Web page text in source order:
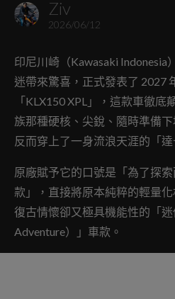
Ziv
2026/06/12
印尼川崎（Kawasaki Indonesia
迷帶來驚喜，正式發表了 2027
「KLX150 XPL」，這款車徹底
族那種硬核、尖銳、隨時準備
反而穿上了一身流浪天涯的「達
原廠賦予它的口號是「為了探
款」，直接將原本純粹的輕量
復古情懷卻又極具機能性的「
Adventure）」車款。